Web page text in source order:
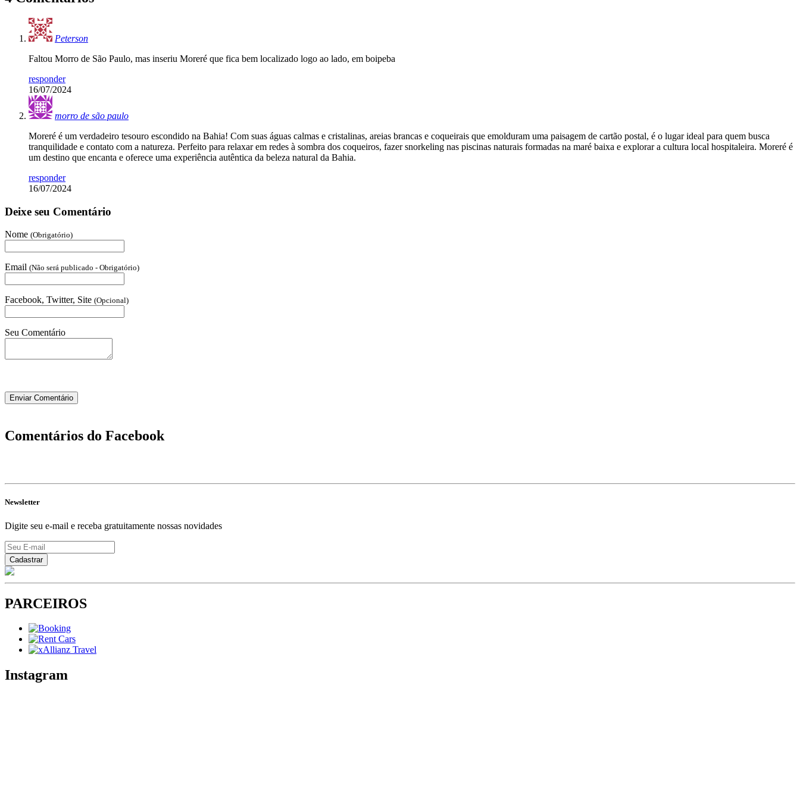
Peterson
Faltou Morro de São Paulo, mas inseriu Moreré que fica bem localizado logo ao lado, em boipeba
responder
16/07/2024
morro de são paulo
Moreré é um verdadeiro tesouro escondido na Bahia! Com suas águas calmas e cristalinas, areias brancas e coqueirais que emolduram uma paisagem de cartão postal, é o lugar ideal para quem busca
tranquilidade e contato com a natureza. Perfeito para relaxar em redes à sombra dos coqueiros, fazer snorkeling nas piscinas naturais formadas na maré baixa e explorar a cultura local hospitaleira. Moreré é
um destino que encanta e oferece uma experiência autêntica da beleza natural da Bahia.
responder
16/07/2024
Deixe seu Comentário
Nome (Obrigatório)
Email (Não será publicado - Obrigatório)
Facebook, Twitter, Site (Opcional)
Seu Comentário
Comentários do Facebook
Newsletter
Digite seu e-mail e receba gratuitamente nossas novidades
PARCEIROS
Instagram